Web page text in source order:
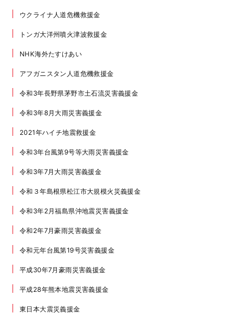
ウクライナ人道危機救援金
トンガ大洋州噴火津波救援金
NHK海外たすけあい
アフガニスタン人道危機救援金
令和3年長野県茅野市土石流災害義援金
令和3年8月大雨災害義援金
2021年ハイチ地震救援金
令和3年台風第9号等大雨災害義援金
令和3年7月大雨災害義援金
令和３年島根県松江市大規模火災義援金
令和3年2月福島県沖地震災害義援金
令和2年7月豪雨災害義援金
令和元年台風第19号災害義援金
平成30年7月豪雨災害義援金
平成28年熊本地震災害義援金
東日本大震災義援金